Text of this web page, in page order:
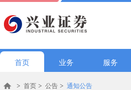
首页 业务 服务
> 首页 > 公告 > 通知公告